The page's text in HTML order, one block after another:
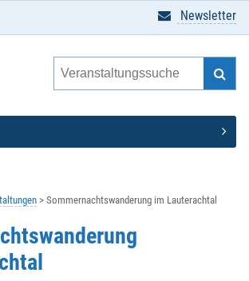
Newsletter
Sommernachtswanderung im Lauterachtal